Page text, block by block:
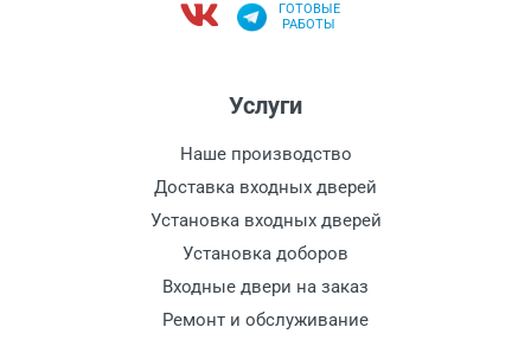
ГОТОВЫЕ
РАБОТЫ
Услуги
Наше производство
Доставка входных дверей
Установка входных дверей
Установка доборов
Входные двери на заказ
Ремонт и обслуживание